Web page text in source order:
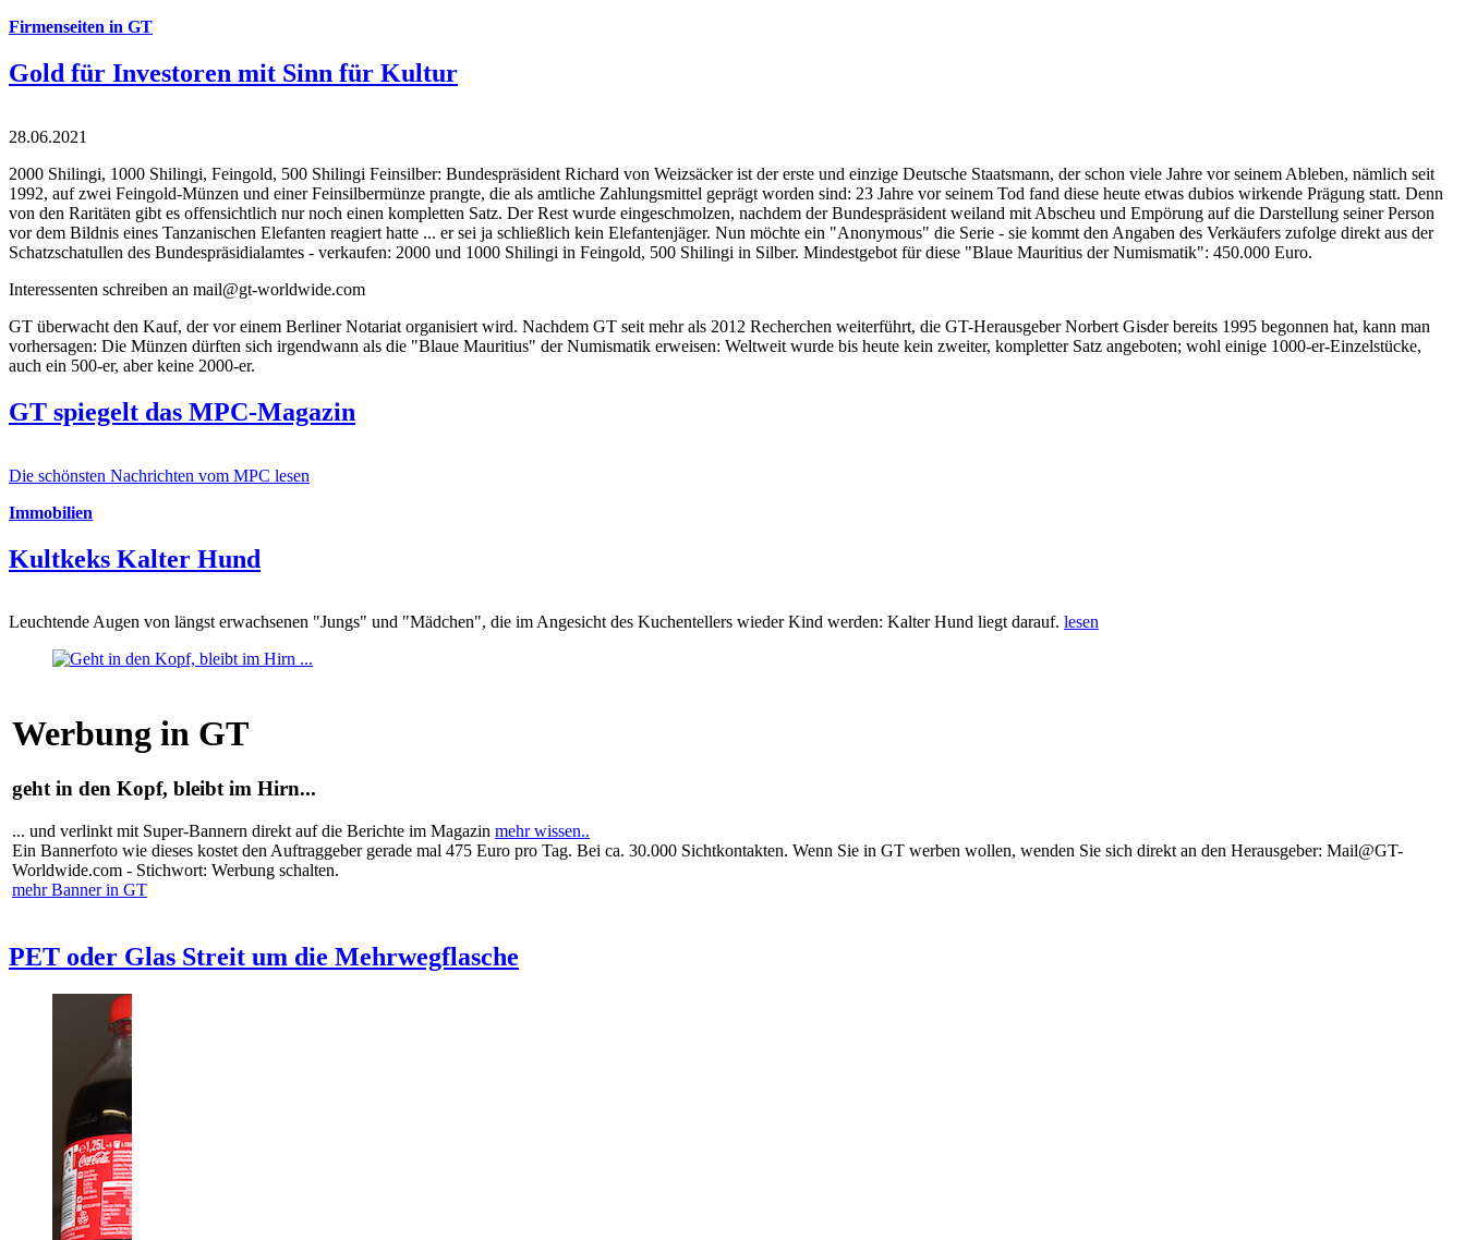
Firmenseiten in GT
Gold für Investoren mit Sinn für Kultur
28.06.2021
2000 Shilingi, 1000 Shilingi, Feingold, 500 Shilingi Feinsilber: Bundespräsident Richard von Weizsäcker ist der erste und einzige Deutsche Staatsmann, der schon viele Jahre vor seinem Ableben, nämlich seit
1992, auf zwei Feingold-Münzen und einer Feinsilbermünze prangte, die als amtliche Zahlungsmittel geprägt worden sind: 23 Jahre vor seinem Tod fand diese heute etwas dubios wirkende Prägung statt. Denn
von den Raritäten gibt es offensichtlich nur noch einen kompletten Satz. Der Rest wurde eingeschmolzen, nachdem der Bundespräsident weiland mit Abscheu und Empörung auf die Darstellung seiner Person
vor dem Bildnis eines Tanzanischen Elefanten reagiert hatte ... er sei ja schließlich kein Elefantenjäger. Nun möchte ein "Anonymous" die Serie - sie kommt den Angaben des Verkäufers zufolge direkt aus der
Schatzschatullen des Bundespräsidialamtes - verkaufen: 2000 und 1000 Shilingi in Feingold, 500 Shilingi in Silber. Mindestgebot für diese "Blaue Mauritius der Numismatik": 450.000 Euro.
Interessenten schreiben an mail@gt-worldwide.com
GT überwacht den Kauf, der vor einem Berliner Notariat organisiert wird. Nachdem GT seit mehr als 2012 Recherchen weiterführt, die GT-Herausgeber Norbert Gisder bereits 1995 begonnen hat, kann man
vorhersagen: Die Münzen dürften sich irgendwann als die "Blaue Mauritius" der Numismatik erweisen: Weltweit wurde bis heute kein zweiter, kompletter Satz angeboten; wohl einige 1000-er-Einzelstücke,
auch ein 500-er, aber keine 2000-er.
GT spiegelt das MPC-Magazin
Die schönsten Nachrichten vom MPC lesen
Immobilien
Kultkeks Kalter Hund
Leuchtende Augen von längst erwachsenen "Jungs" und "Mädchen", die im Angesicht des Kuchentellers wieder Kind werden: Kalter Hund liegt darauf. lesen
Werbung in GT
geht in den Kopf, bleibt im Hirn...
... und verlinkt mit Super-Bannern direkt auf die Berichte im Magazin mehr wissen..
Ein Bannerfoto wie dieses kostet den Auftraggeber gerade mal 475 Euro pro Tag. Bei ca. 30.000 Sichtkontakten. Wenn Sie in GT werben wollen, wenden Sie sich direkt an den Herausgeber: Mail@GT-
Worldwide.com - Stichwort: Werbung schalten.
mehr Banner in GT
PET oder Glas Streit um die Mehrwegflasche